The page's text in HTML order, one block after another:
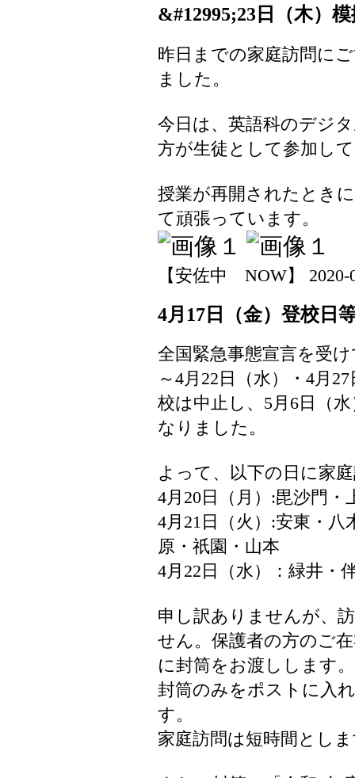
&#12995;23日（木）
昨日までの家庭訪問に
ました。
今日は、英語科のデジ
方が生徒として参加し
授業が再開されたとき
て頑張っています。
【安佐中 NOW】 2020-
4月17日（金）登校日
全国緊急事態宣言を受
～4月22日（水）・4月
校は中止し、5月6日（
なりました。
よって、以下の日に家
4月20日（月）:毘沙門
4月21日（火）:安東・
原・祇園・山本
4月22日（水）：緑井・
申し訳ありませんが、
せん。保護者の方のご
に封筒をお渡しします
封筒のみをポストに入
す。
家庭訪問は短時間とし